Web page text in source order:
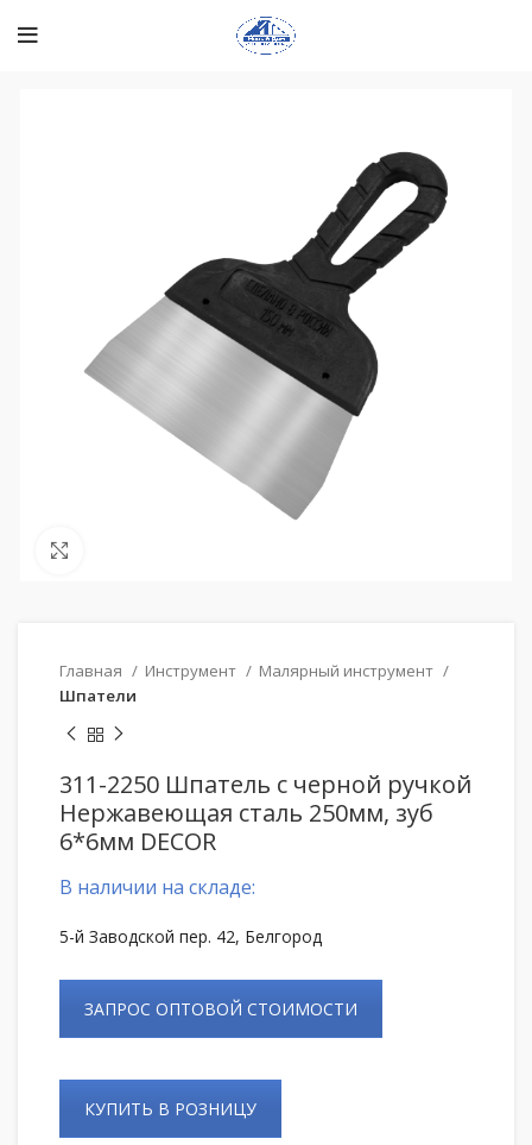
Главная Инструмент
Малярный инструмент
Шпатели
311-2250 Шпатель с черной ручкой
Нержавеющая сталь 250мм, зуб
6*6мм DECOR
В наличии на складе:
5-й Заводской пер. 42, Белгород
ЗАПРОС ОПТОВОЙ СТОИМОСТИ
КУПИТЬ В РОЗНИЦУ